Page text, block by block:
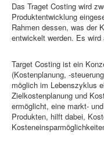
Das Traget Costing wird
Produktentwicklung
Rahmen dessen, was der
entwickelt werden. Es
Target Costing ist ein
(Kostenplanung, -
möglich im Lebenszyklus
Zielkostenplanung und
ermöglicht, eine markt-
Produkten, hilft dabei,